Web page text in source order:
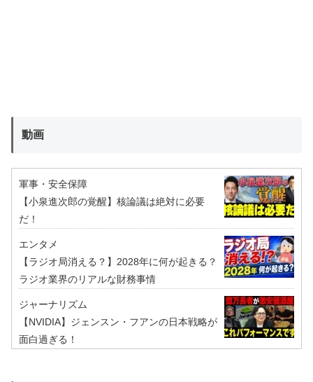
動画
軍事・安全保障
【小泉進次郎の覚醒】核論議は絶対に必要
だ！
エンタメ
【ラジオ局消える？】2028年に何が起きる？
ラジオ業界のリアルな財務事情
ジャーナリズム
【NVIDIA】ジェンスン・フアンの日本戦略が
面白過ぎる！